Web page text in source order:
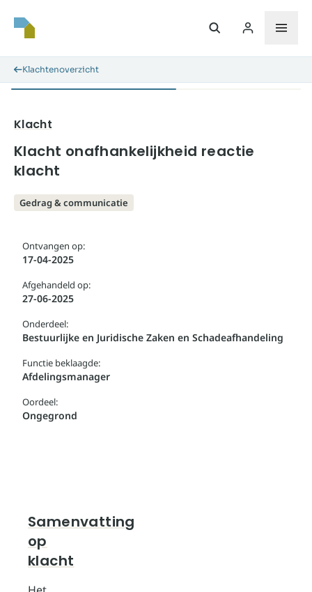
Klachtenoverzicht
Klacht onafhankelijkheid reactie
klacht
Klacht
Gedrag & communicatie
Ontvangen op:
17-04-2025
Afgehandeld op:
27-06-2025
Onderdeel:
Bestuurlijke en Juridische Zaken en Schadeafhandeling
Functie beklaagde:
Afdelingsmanager
Oordeel:
Ongegrond
Samenvatting
op
klacht